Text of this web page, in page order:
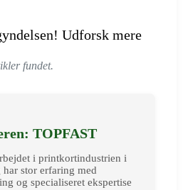
Udforsk mere
fundet.
TOPFAST
i printkortindustrien i
stor erfaring med
og specialiseret ekspertise